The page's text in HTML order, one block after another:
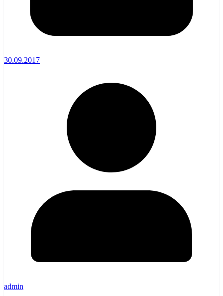
30.09.2017
admin